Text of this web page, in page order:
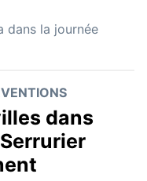
dans la journée
dans